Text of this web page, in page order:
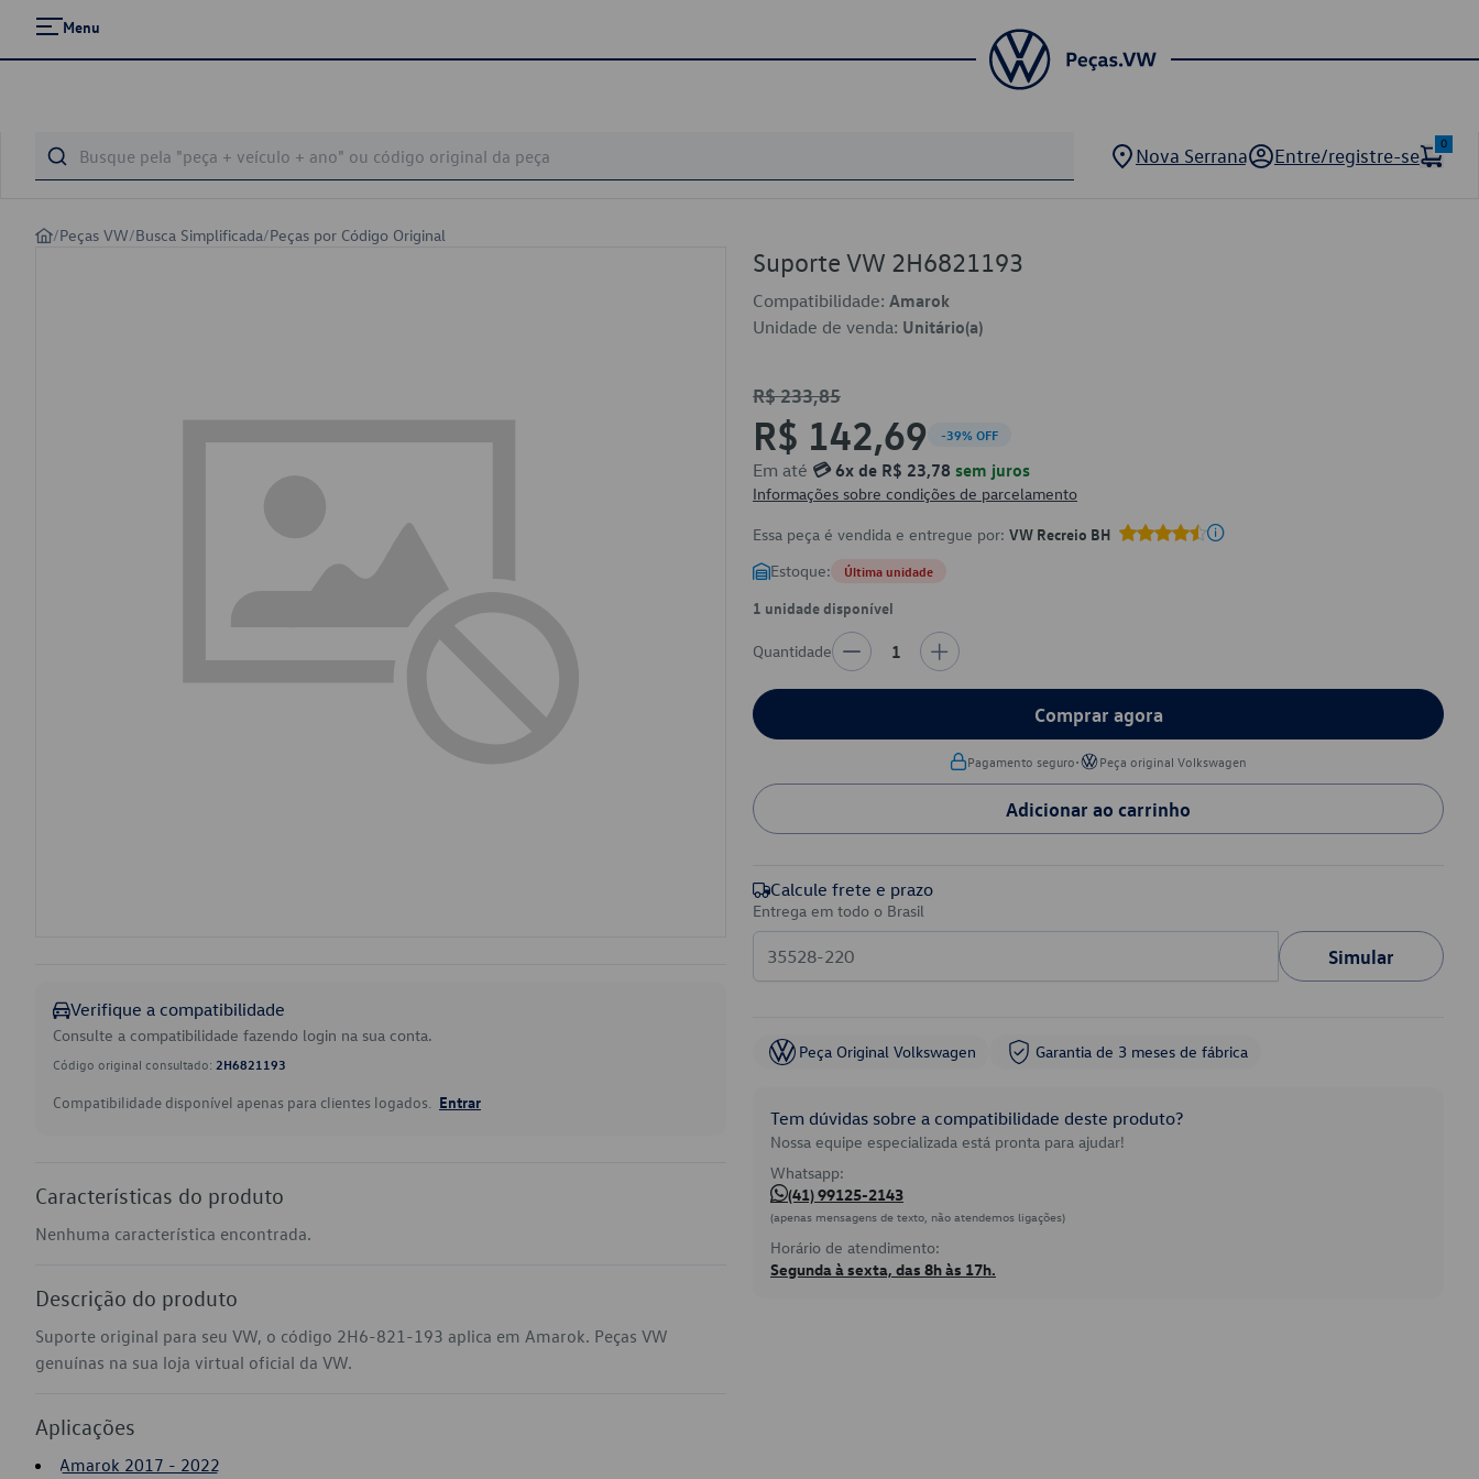
Menu
Nova Serrana Entre/registre-se
0
/Peças VW/Busca Simplificada/Peças por Código Original
Verifique a compatibilidade
Consulte a compatibilidade fazendo login na sua conta.
Código original consultado: 2H6821193
Compatibilidade disponível apenas para clientes logados. Entrar
Características do produto
Nenhuma característica encontrada.
Descrição do produto
Suporte original para seu VW, o código 2H6-821-193 aplica em Amarok. Peças VW
genuínas na sua loja virtual oficial da VW.
Aplicações
Amarok 2017 - 2022
Suporte VW 2H6821193
Compatibilidade: Amarok
Unidade de venda: Unitário(a)
R$ 233,85
R$ 142,69 -39% OFF
Em até 💳 6x de R$ 23,78 sem juros
Informações sobre condições de parcelamento
Essa peça é vendida e entregue por: VW Recreio BH
Estoque: Última unidade
1 unidade disponível
Quantidade 1
Comprar agora
Pagamento seguro• Peça original Volkswagen
Adicionar ao carrinho
Calcule frete e prazo
Entrega em todo o Brasil
Simular
Peça Original Volkswagen Garantia de 3 meses de fábrica
Tem dúvidas sobre a compatibilidade deste produto?
Nossa equipe especializada está pronta para ajudar!
Whatsapp:
(41) 99125-2143
(apenas mensagens de texto, não atendemos ligações)
Horário de atendimento:
Segunda à sexta, das 8h às 17h.